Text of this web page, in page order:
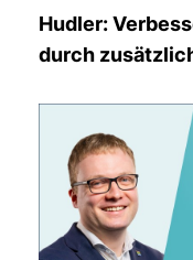
Hudler:
durch